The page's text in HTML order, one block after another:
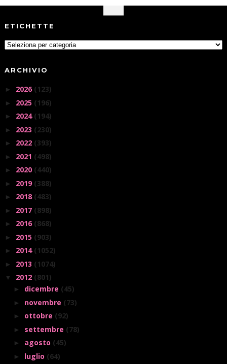
ETICHETTE
ARCHIVIO
► 2026 (123)
► 2025 (196)
► 2024 (194)
► 2023 (230)
► 2022 (393)
► 2021 (498)
► 2020 (440)
► 2019 (388)
► 2018 (483)
► 2017 (898)
► 2016 (868)
► 2015 (903)
► 2014 (1052)
► 2013 (1074)
▼ 2012 (801)
► dicembre (45)
► novembre (73)
► ottobre (92)
► settembre (78)
► agosto (45)
► luglio (64)